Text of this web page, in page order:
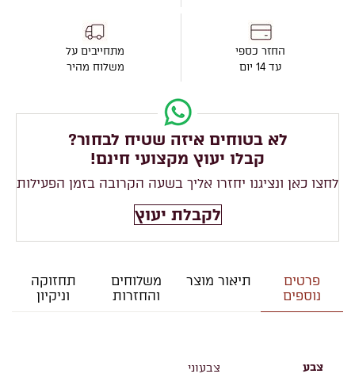
החזר כספי
עד 14 יום
מתחייבים על
משלוח מהיר
לא בטוחים איזה שטיח לבחור?
קבלו יעוץ מקצועי חינם!
לחצו כאן ונציגנו יחזרו אליך בשעה הקרובה בזמן הפעילות
לקבלת יעוץ
פרטים
נוספים
תיאור מוצר
משלוחים
והחזרות
תחזוקה
וניקיון
צבע צבעוני